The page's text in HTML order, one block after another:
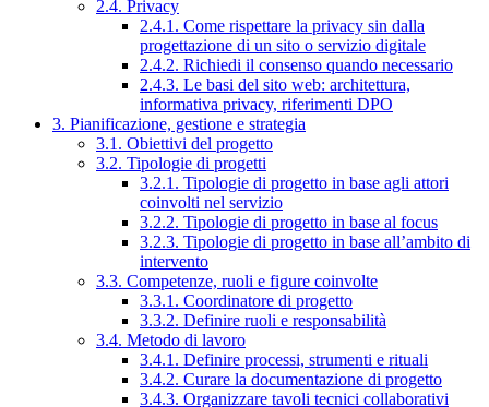
2.4. Privacy
2.4.1. Come rispettare la privacy sin dalla
progettazione di un sito o servizio digitale
2.4.2. Richiedi il consenso quando necessario
2.4.3. Le basi del sito web: architettura,
informativa privacy, riferimenti DPO
3. Pianificazione, gestione e strategia
3.1. Obiettivi del progetto
3.2. Tipologie di progetti
3.2.1. Tipologie di progetto in base agli attori
coinvolti nel servizio
3.2.2. Tipologie di progetto in base al focus
3.2.3. Tipologie di progetto in base all’ambito di
intervento
3.3. Competenze, ruoli e figure coinvolte
3.3.1. Coordinatore di progetto
3.3.2. Definire ruoli e responsabilità
3.4. Metodo di lavoro
3.4.1. Definire processi, strumenti e rituali
3.4.2. Curare la documentazione di progetto
3.4.3. Organizzare tavoli tecnici collaborativi